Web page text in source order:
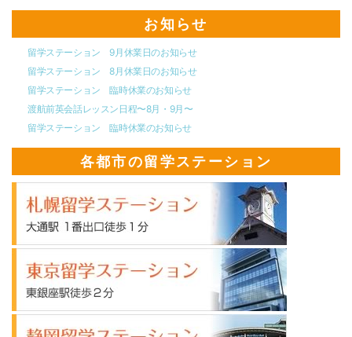
お知らせ
留学ステーション 9月休業日のお知らせ
留学ステーション 8月休業日のお知らせ
留学ステーション 臨時休業のお知らせ
渡航前英会話レッスン日程〜8月・9月〜
留学ステーション 臨時休業のお知らせ
各都市の留学ステーション